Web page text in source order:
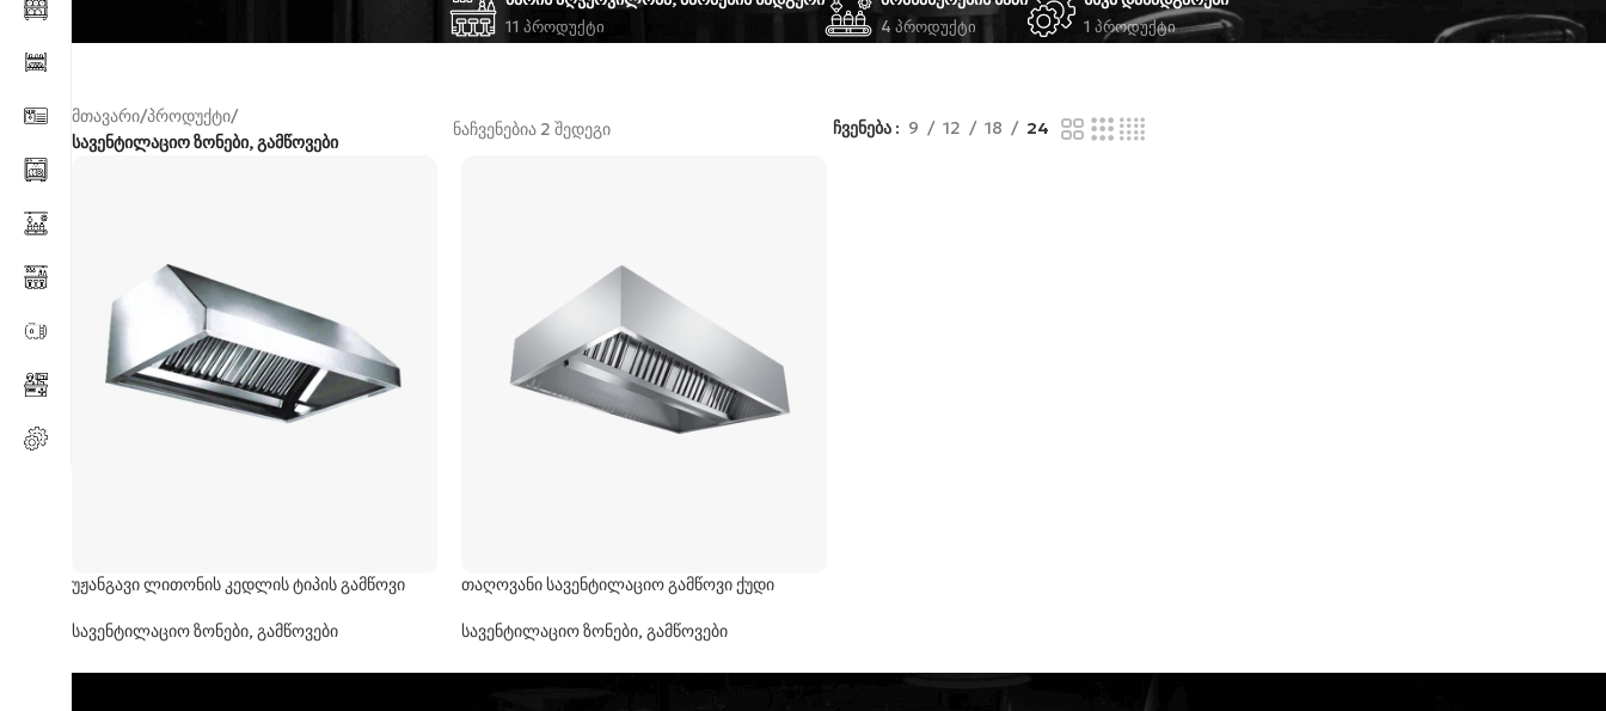
11 Პროდუქტი 4 Პროდუქტი 1 Პროდუქტი
მთავარი/პროდუქტი/
სავენტილაციო ზონები, გამწოვები
ნაჩვენებია 2 შედეგი ჩვენება 9 12 18 24
უჟანგავი ლითონის კედლის ტიპის გამწოვი
სავენტილაციო ზონები, გამწოვები
თაღოვანი სავენტილაციო გამწოვი ქუდი
სავენტილაციო ზონები, გამწოვები